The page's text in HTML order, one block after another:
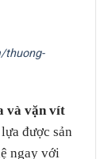
thuong-
và vặn vít
được sản
ngay với